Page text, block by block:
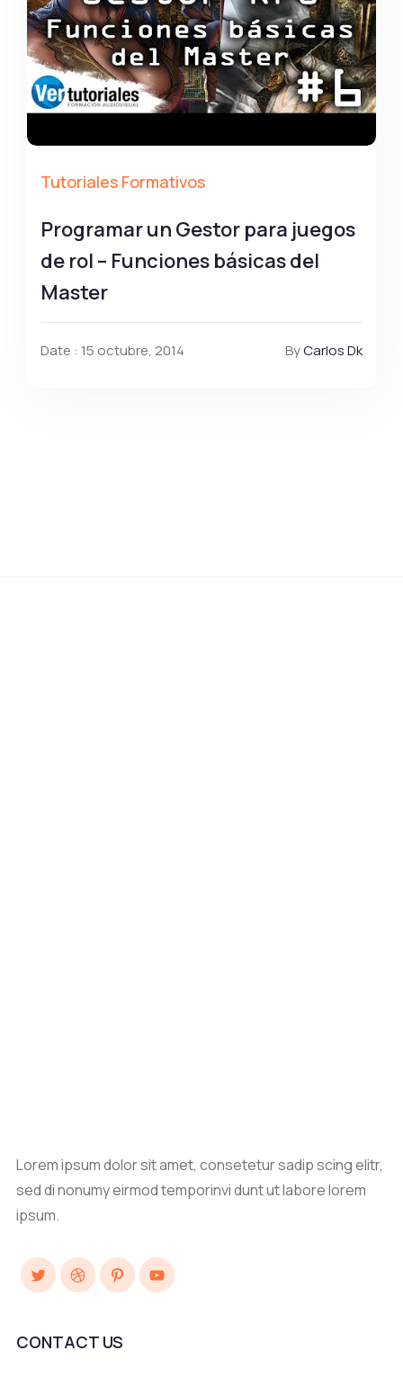
Tutoriales Formativos
Programar un Gestor para juegos
de rol – Funciones básicas del
Master
Date : 15 octubre, 2014 ByCarlos Dk
Lorem ipsum dolor sit amet, consetetur sadip scing elitr,
sed di nonumy eirmod temporinvi dunt ut labore lorem
ipsum.
TwitterDribbblePinterestYouTube
CONTACT US